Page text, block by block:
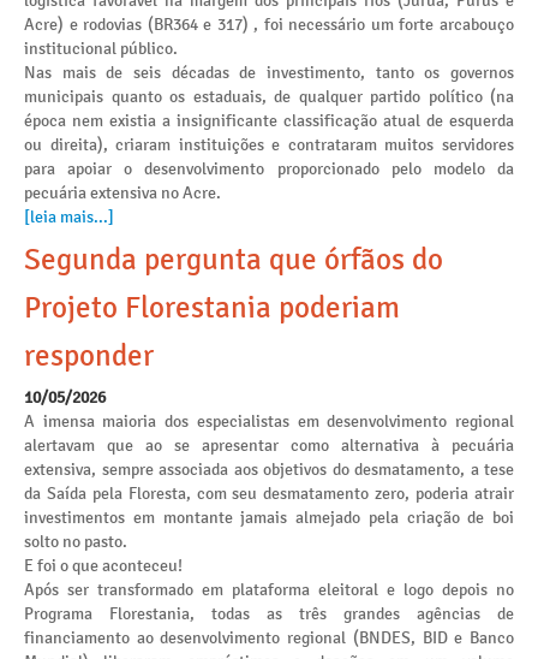
Acre) e rodovias (BR364 e 317) , foi necessário um forte arcabouço
institucional público.
Nas mais de seis décadas de investimento, tanto os governos
municipais quanto os estaduais, de qualquer partido político (na
época nem existia a insignificante classificação atual de esquerda
ou direita), criaram instituições e contrataram muitos servidores
para apoiar o desenvolvimento proporcionado pelo modelo da
pecuária extensiva no Acre.
[leia mais...]
Segunda pergunta que órfãos do
Projeto Florestania poderiam
responder
10/05/2026
A imensa maioria dos especialistas em desenvolvimento regional
alertavam que ao se apresentar como alternativa à pecuária
extensiva, sempre associada aos objetivos do desmatamento, a tese
da Saída pela Floresta, com seu desmatamento zero, poderia atrair
investimentos em montante jamais almejado pela criação de boi
solto no pasto.
E foi o que aconteceu!
Após ser transformado em plataforma eleitoral e logo depois no
Programa Florestania, todas as três grandes agências de
financiamento ao desenvolvimento regional (BNDES, BID e Banco